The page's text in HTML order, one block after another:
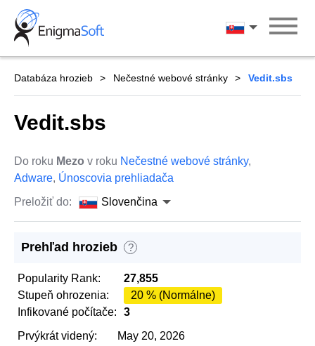
Skip
content
Slovenčina
Databáza hrozieb Nečestné webové stránky Vedit.sbs
Vedit.sbs
Do roku Mezo v roku Nečestné webové stránky,
Adware, Únoscovia prehliadača
Preložiť do:
Slovenčina
Prehľad hrozieb ?
Popularity Rank:
27,855
Stupeň ohrozenia:
20 % (Normálne)
Infikované počítače:
3
Prvýkrát videný:
May 20, 2026